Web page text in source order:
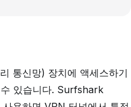
통신망) 장치에 액세스하기
있습니다. Surfshark